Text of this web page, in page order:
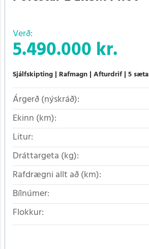
Verð:
5.490.000 kr.
Sjálfskipting Rafmagn Afturdrif 5 sæta
Árgerð (nýskráð):
Ekinn (km):
Litur:
Dráttargeta (kg):
Rafdrægni allt að (km):
Bílnúmer:
Flokkur: